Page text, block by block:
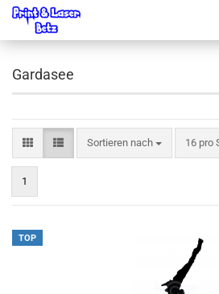
Gardasee
Sortieren nach
Sortieren nach 16 pro
pro
1
TOP